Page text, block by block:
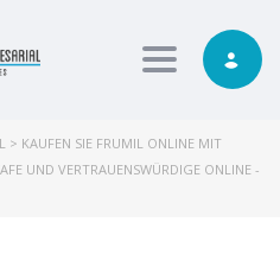
Toggle
> KAUFEN SIE FRUMIL ONLINE MIT
UND VERTRAUENSWÜRDIGE ONLINE -